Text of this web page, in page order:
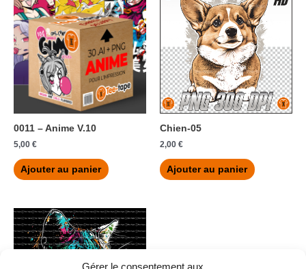
Gérer le consentement aux
0011 – Anime V.10
5,00 €
Ajouter au panier
Chien-05
2,00 €
Ajouter au panier